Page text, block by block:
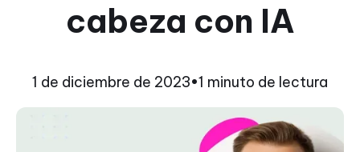
cabeza con IA
1 de diciembre de 2023•1 minuto de lectura